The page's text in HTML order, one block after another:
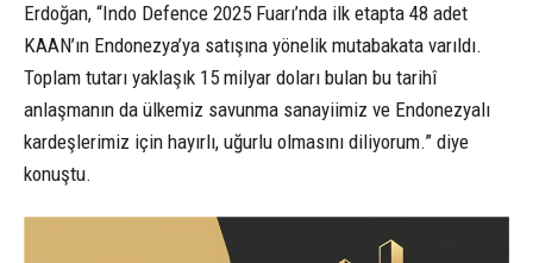
Erdoğan, “Indo Defence 2025 Fuarı’nda ilk etapta 48 adet
KAAN’ın Endonezya’ya satışına yönelik mutabakata varıldı.
Toplam tutarı yaklaşık 15 milyar doları bulan bu tarihî
anlaşmanın da ülkemiz savunma sanayiimiz ve Endonezyalı
kardeşlerimiz için hayırlı, uğurlu olmasını diliyorum.” diye
konuştu.